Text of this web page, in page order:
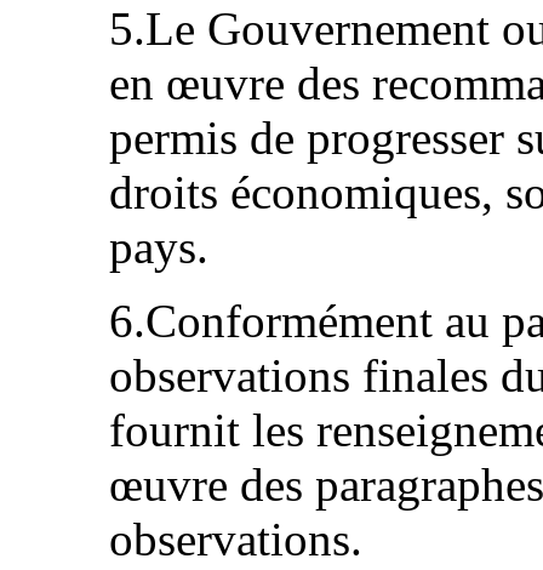
5.Le Gouvernement
en œuvre des
permis de progresser
droits économiques,
pays.
6.Conformément au
observations finales
fournit les
œuvre des
observations.